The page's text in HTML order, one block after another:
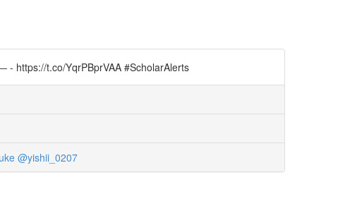
- https://t.co/YqrPBprVAA #ScholarAlerts
@yishii_0207